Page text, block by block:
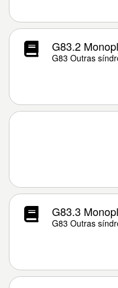
G83.2
G83 Outras
G83.3
G83 Outras